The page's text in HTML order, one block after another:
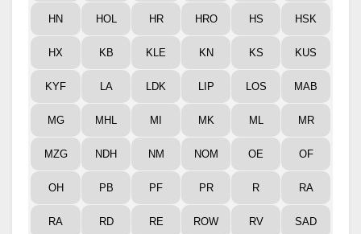
HN HOL HR HRO HS HSK
HX KB KLE KN KS KUS
KYF LA LDK LIP LOS MAB
MG MHL MI MK ML MR
MZG NDH NM NOM OE OF
OH PB PF PR R RA
RA RD RE ROW RV SAD